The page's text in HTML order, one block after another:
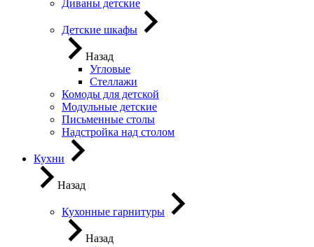
Диваны детские
Детские шкафы
Назад
Угловые
Стеллажи
Комоды для детской
Модульные детские
Письменные столы
Надстройка над столом
Кухни
Назад
Кухонные гарнитуры
Назад